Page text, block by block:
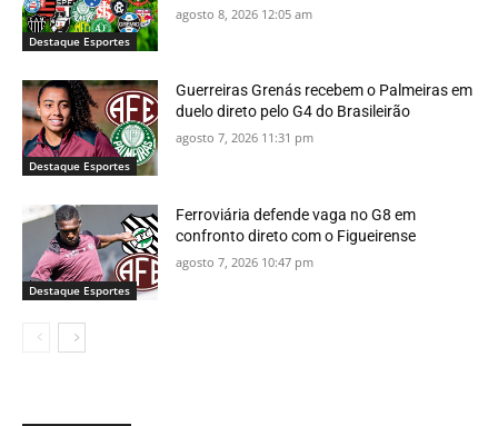
Destaque Esportes
agosto 8, 2026 12:05 am
Destaque Esportes
Guerreiras Grenás recebem o Palmeiras em
duelo direto pelo G4 do Brasileirão
agosto 7, 2026 11:31 pm
Destaque Esportes
Ferroviária defende vaga no G8 em
confronto direto com o Figueirense
agosto 7, 2026 10:47 pm